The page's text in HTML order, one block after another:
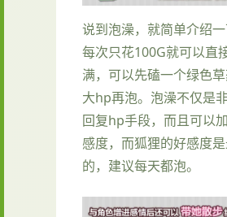
说到泡澡，就简单介绍一
每次只花100G就可以直
满，可以先磕一个绿色
大hp再泡。泡澡不仅是
回复hp手段，而且可以
感度，而狐狸的好感度
的，建议每天都泡。